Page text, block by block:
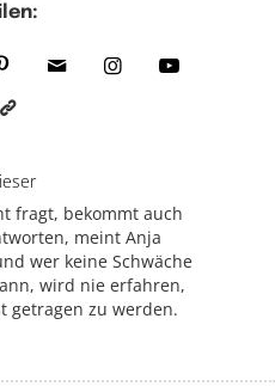
fragt, bekommt auch
meint Anja
wer keine Schwäche
wird nie erfahren,
getragen zu werden.